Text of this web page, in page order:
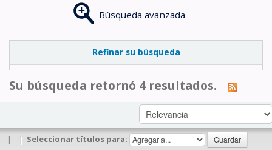
Búsqueda avanzada
Refinar su búsqueda
Su búsqueda retornó 4 resultados.
| | Seleccionar títulos para: